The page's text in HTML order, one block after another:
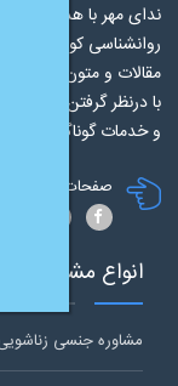
ندای مهر با هدف ارائه
روانشناسی کودک,
با درنظر گرفتن
و خدمات گوناگون
صفحات رسمی
انواع مشاوره
مشاوره جنسی